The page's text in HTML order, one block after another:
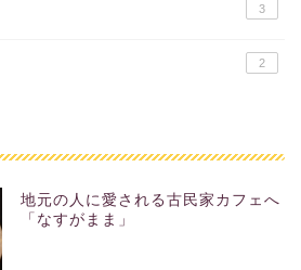
3
2
地元の人に愛される古民家カフェへ
「なすがまま」